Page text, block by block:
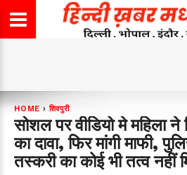
HOME ›शिवपुरी
सोशल पर वीडियो मे महिला ने
का दावा, फिर मांगी माफी,
तस्करी का कोई भी तत्व नहीं